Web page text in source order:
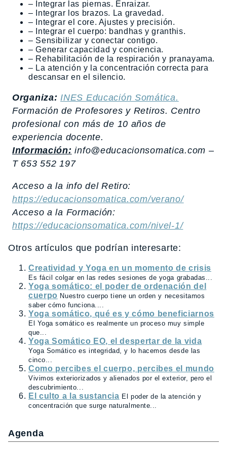
– Integrar las piernas. Enraizar.
– Integrar los brazos. La gravedad.
– Integrar el core. Ajustes y precisión.
– Integrar el cuerpo: bandhas y granthis.
– Sensibilizar y conectar contigo.
– Generar capacidad y conciencia.
– Rehabilitación de la respiración y pranayama.
– La atención y la concentración correcta para
descansar en el silencio.
Organiza: INES Educación Somática.
Formación de Profesores y Retiros. Centro
profesional con más de 10 años de
experiencia docente.
Información: info@educacionsomatica.com –
T 653 552 197
Acceso a la info del Retiro:
https://educacionsomatica.com/verano/
Acceso a la Formación:
https://educacionsomatica.com/nivel-1/
Otros artículos que podrían interesarte:
Creatividad y Yoga en un momento de crisis
Es fácil colgar en las redes sesiones de yoga grabadas...
Yoga somático: el poder de ordenación del
cuerpo Nuestro cuerpo tiene un orden y necesitamos
saber cómo funciona....
Yoga somático, qué es y cómo beneficiarnos
El Yoga somático es realmente un proceso muy simple
que...
Yoga Somático EO, el despertar de la vida
Yoga Somático es integridad, y lo hacemos desde las
cinco...
Como percibes el cuerpo, percibes el mundo
Vivimos exteriorizados y alienados por el exterior, pero el
descubrimiento...
El culto a la sustancia El poder de la atención y
concentración que surge naturalmente...
Agenda